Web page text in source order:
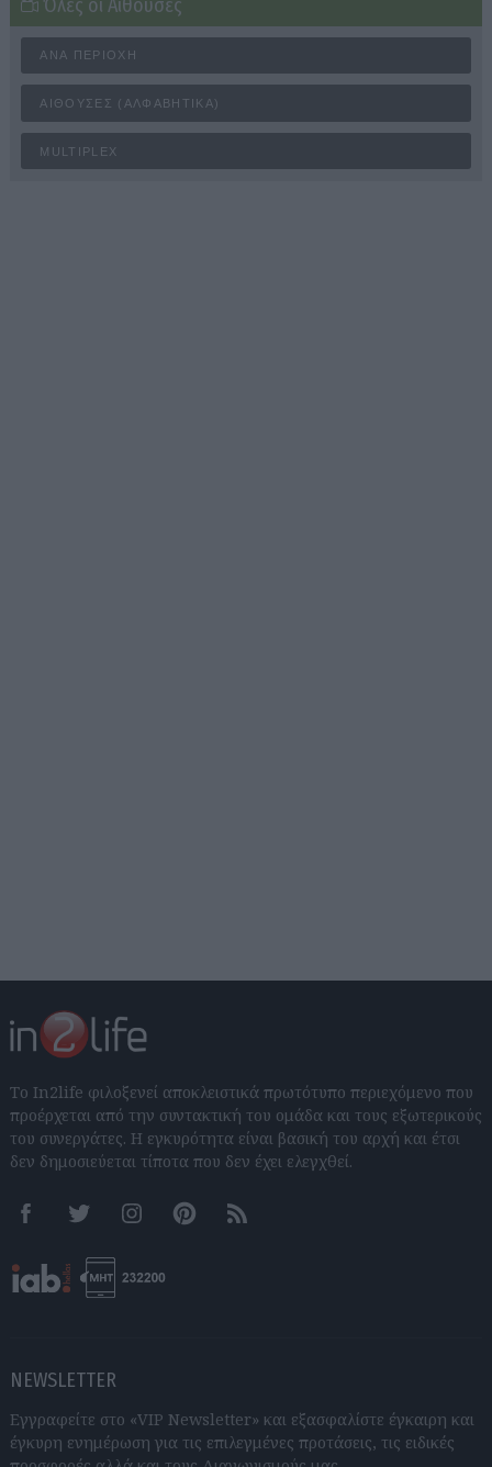
Όλες οι Αίθουσες
ΑΝΆ ΠΕΡΙΟΧΉ
ΑΊΘΟΥΣΕΣ (ΑΛΦΑΒΗΤΙΚΆ)
MULTIPLEX
Το In2life φιλοξενεί αποκλειστικά πρωτότυπο περιεχόμενο που
προέρχεται από την συντακτική του ομάδα και τους εξωτερικούς
του συνεργάτες. Η εγκυρότητα είναι βασική του αρχή και έτσι
δεν δημοσιεύεται τίποτα που δεν έχει ελεγχθεί.
FacebookTwitter InstagramPinterestRSS feeds
NEWSLETTER
Εγγραφείτε στο «VIP Newsletter» και εξασφαλίστε έγκαιρη και
έγκυρη ενημέρωση για τις επιλεγμένες προτάσεις, τις ειδικές